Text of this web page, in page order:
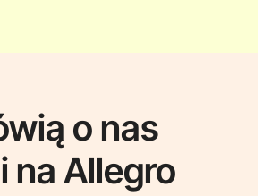
o nas
na Allegro